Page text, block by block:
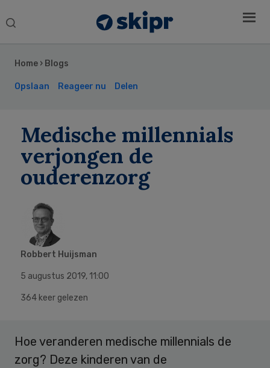
Search
Home › Blogs
Opslaan Reageer nu Delen
Medische millennials
verjongen de
ouderenzorg
Robbert Huijsman
5 augustus 2019, 11:00
364 keer gelezen
Hoe veranderen medische millennials de
zorg? Deze kinderen van de
Sidebar